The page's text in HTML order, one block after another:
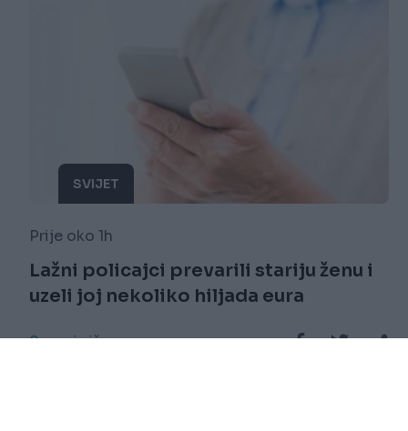
SVIJET
Prije oko 1h
Lažni policajci prevarili stariju ženu i
uzeli joj nekoliko hiljada eura
Saznaj više